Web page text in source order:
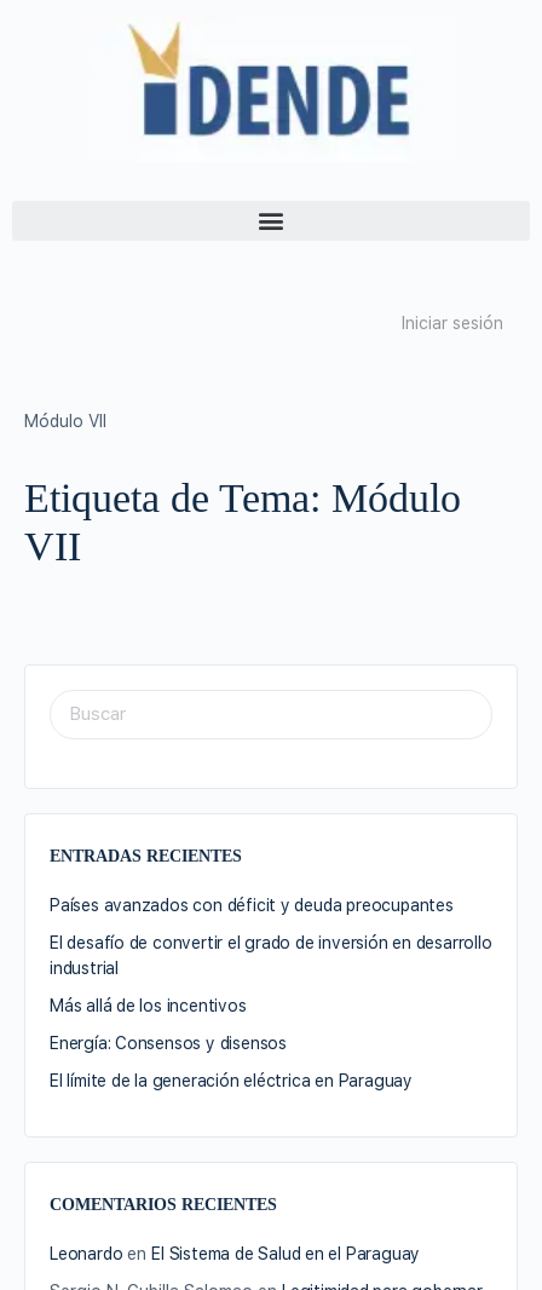
Iniciar sesión
Módulo VII
Etiqueta de Tema: Módulo
VII
ENTRADAS RECIENTES
Países avanzados con déficit y deuda preocupantes
El desafío de convertir el grado de inversión en desarrollo
industrial
Más allá de los incentivos
Energía: Consensos y disensos
El límite de la generación eléctrica en Paraguay
COMENTARIOS RECIENTES
Leonardo enEl Sistema de Salud en el Paraguay